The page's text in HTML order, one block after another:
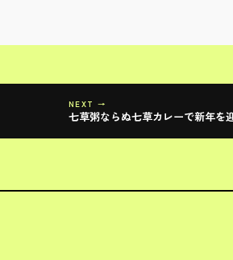
NEXT →
七草粥ならぬ七草カレーで新年を